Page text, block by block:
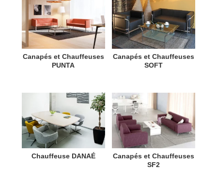
Canapés et Chauffeuses
PUNTA
Canapés et Chauffeuses
SOFT
Chauffeuse DANAÉ
Canapés et Chauffeuses
SF2